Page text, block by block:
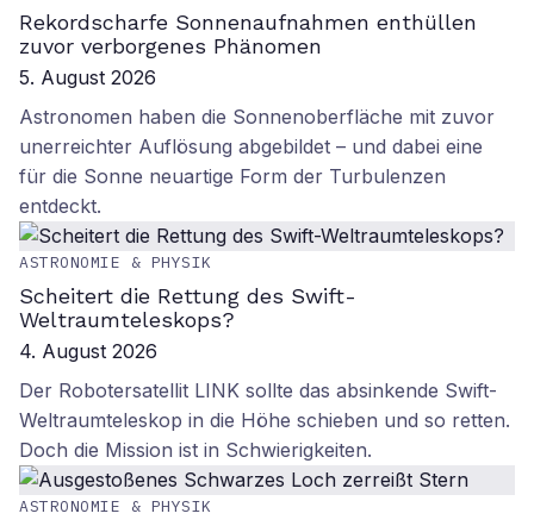
Rekordscharfe Sonnenaufnahmen enthüllen
zuvor verborgenes Phänomen
5. August 2026
Astronomen haben die Sonnenoberfläche mit zuvor
unerreichter Auflösung abgebildet – und dabei eine
für die Sonne neuartige Form der Turbulenzen
entdeckt.
ASTRONOMIE & PHYSIK
Scheitert die Rettung des Swift-
Weltraumteleskops?
4. August 2026
Der Robotersatellit LINK sollte das absinkende Swift-
Weltraumteleskop in die Höhe schieben und so retten.
Doch die Mission ist in Schwierigkeiten.
ASTRONOMIE & PHYSIK